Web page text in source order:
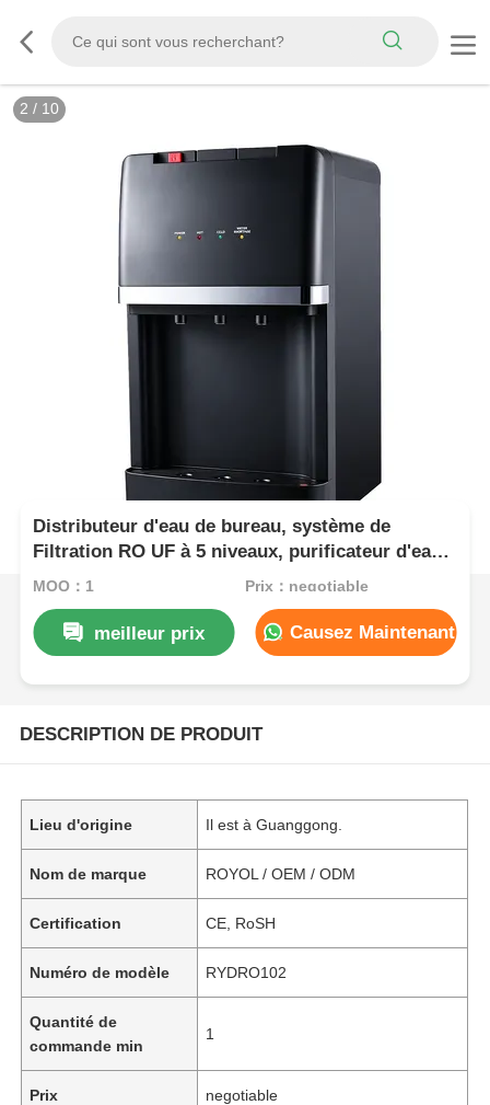
2 / 10
Distributeur d'eau de bureau, système de
Filtration RO UF à 5 niveaux, purificateur d'eau
électrique de refroidissement et de chauffage
MOQ：1 Prix：negotiable
meilleur prix Causez Maintenant
DESCRIPTION DE PRODUIT
Lieu d'origine Il est à Guanggong.
Nom de marque ROYOL / OEM / ODM
Certification CE, RoSH
Numéro de modèle RYDRO102
Quantité de
commande min
1
Prix negotiable